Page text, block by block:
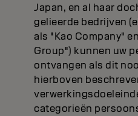
Japan, en al haar
gelieerde bedrijven
als "Kao Company"
Group") kunnen uw
ontvangen als dit
hierboven
categorieën